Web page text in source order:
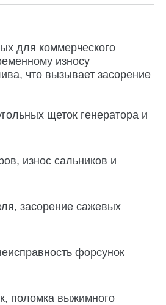
для коммерческого
износу
что вызывает засорение
щеток генератора и
износ сальников и
засорение сажевых
форсунок
поломка выжимного